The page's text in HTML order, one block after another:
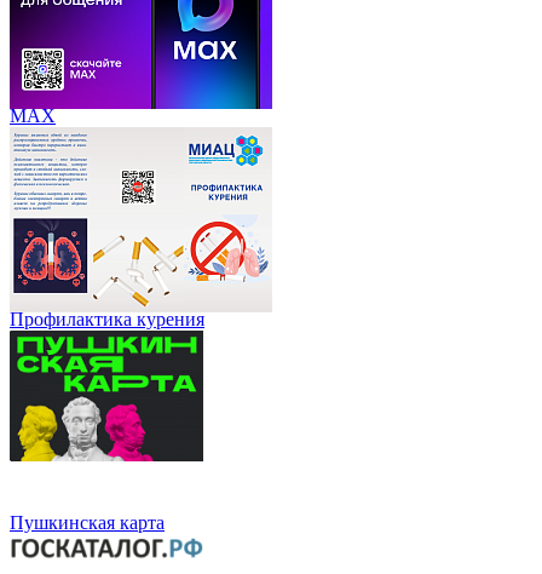
МАХ
Профилактика курения
Пушкинская карта